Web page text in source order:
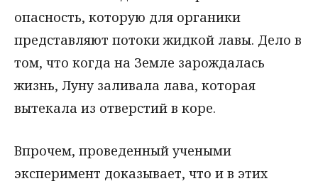
опасность, которую для органики
представляют потоки жидкой лавы. Дело в
том, что когда на Земле зарождалась
жизнь, Луну заливала лава, которая
вытекала из отверстий в коре.
Впрочем, проведенный учеными
эксперимент доказывает, что и в этих